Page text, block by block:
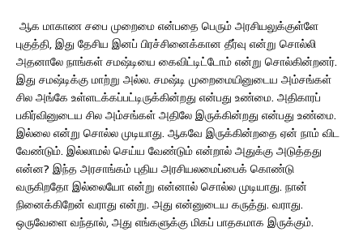
ஆக மாகாண சபை முறைமை என்பதை பெரும் அரசியலுக்குள்ளே
புகுத்தி, இது தேசிய இனப் பிரச்சினைக்கான தீர்வு என்று சொல்லி
அதனாலே நாங்கள் சமஷ்டியை கைவிட்டிட்டோம் என்று சொல்கின்றனர்.
இது சமஷ்டிக்கு மாற்று அல்ல. சமஷ்டி முறைமையினுடைய அம்சங்கள்
சில அங்கே உள்ளடக்கப்பட்டிருக்கின்றது என்பது உண்மை. அதிகாரப்
பகிர்வினுடைய சில அம்சங்கள் அதிலே இருக்கின்றது என்பது உண்மை.
இல்லை என்று சொல்ல முடியாது. ஆகவே இருக்கின்றதை ஏன் நாம் விட
வேண்டும். இல்லாமல் செய்ய வேண்டும் என்றால் அதுக்கு அடுத்தது
என்ன? இந்த அரசாங்கம் புதிய அரசியலமைப்பைக் கொண்டு
வருகிறதோ இல்லையோ என்று என்னால் சொல்ல முடியாது. நான்
நினைக்கிறேன் வராது என்று. அது என்னுடைய கருத்து. வராது.
ஒருவேளை வந்தால், அது எங்களுக்கு மிகப் பாதகமாக இருக்கும்.